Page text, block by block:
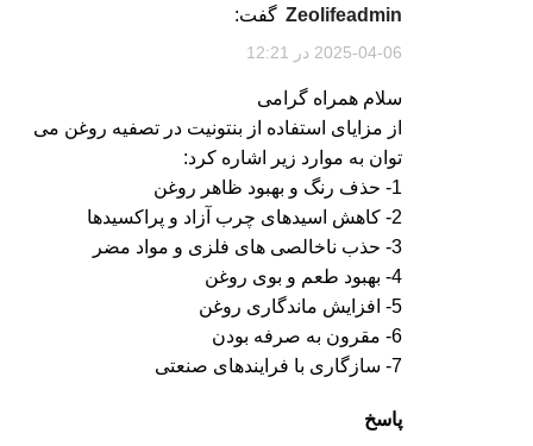
zeolifeadmin گفت:
2025-04-06 در 12:21
سلام همراه گرامی
از مزایای استفاده از بنتونیت در تصفیه روغن می
توان به موارد زیر اشاره کرد:
1- حذف رنگ و بهبود ظاهر روغن
2- کاهش اسیدهای چرب آزاد و پراکسیدها
3- حذب ناخالصی های فلزی و مواد مضر
4- بهبود طعم و بوی روغن
5- افزایش ماندگاری روغن
6- مقرون به صرفه بودن
7- سازگاری با فرایندهای صنعتی
پاسخ